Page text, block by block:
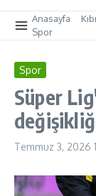
Anasayfa
Spor
Spor
Süper
Temmuz 3, 2026